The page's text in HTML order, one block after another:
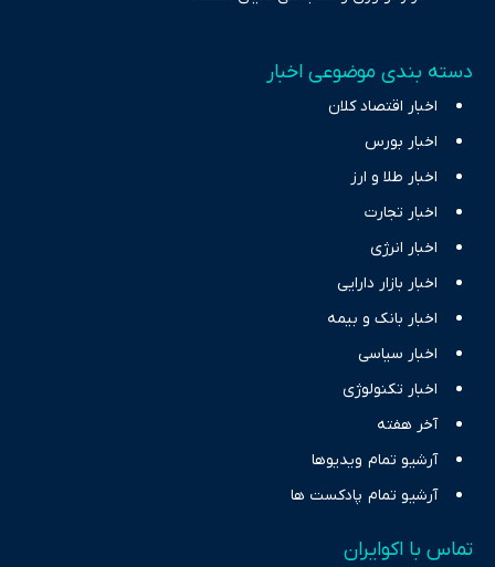
دسته بندی موضوعی اخبار
اخبار اقتصاد کلان
اخبار بورس
اخبار طلا و ارز
اخبار تجارت
اخبار انرژی
اخبار بازار دارایی
اخبار بانک و بیمه
اخبار سیاسی
اخبار تکنولوژی
آخر هفته
آرشیو تمام ویدیوها
آرشیو تمام پادکست ها
تماس با اکوایران